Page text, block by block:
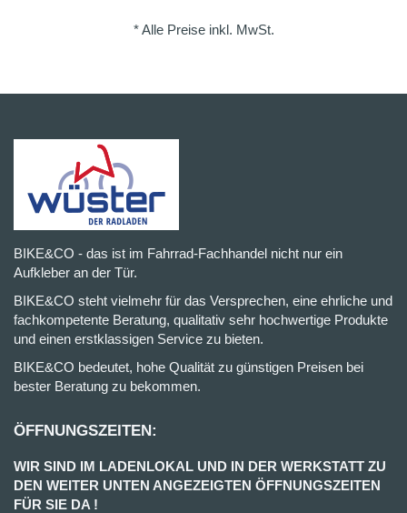
* Alle Preise inkl. MwSt.
BIKE&CO - das ist im Fahrrad-Fachhandel nicht nur ein
Aufkleber an der Tür.
BIKE&CO steht vielmehr für das Versprechen, eine ehrliche und
fachkompetente Beratung, qualitativ sehr hochwertige Produkte
und einen erstklassigen Service zu bieten.
BIKE&CO bedeutet, hohe Qualität zu günstigen Preisen bei
bester Beratung zu bekommen.
ÖFFNUNGSZEITEN:
WIR SIND IM LADENLOKAL UND IN DER WERKSTATT ZU
DEN WEITER UNTEN ANGEZEIGTEN ÖFFNUNGSZEITEN
FÜR SIE DA !